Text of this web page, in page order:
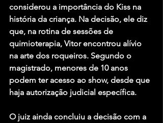
considerou a importância do Kiss na
história da criança. Na decisão, ele diz
que, na rotina de sessões de
quimioterapia, Vitor encontrou alívio
na arte dos roqueiros. Segundo o
magistrado, menores de 10 anos
podem ter acesso ao show, desde que
haja autorização judicial específica.
O juiz ainda concluiu a decisão com a